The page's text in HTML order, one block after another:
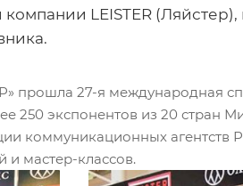
LEISTER
прошла 27-я международная
250 экспонентов из 20 стран
коммуникационных агентств
мастер-классов.